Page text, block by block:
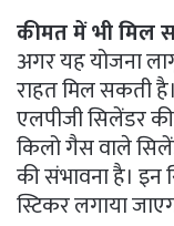
कीमत में भी मिल
अगर यह योजना
राहत मिल सकती
एलपीजी सिलेंडर
किलो गैस वाले
की संभावना है।
स्टिकर लगाया